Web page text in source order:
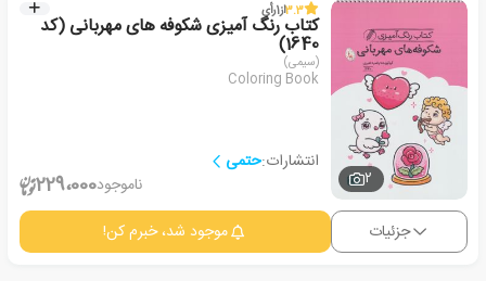
2
3.3از1رأی
کتاب رنگ آمیزی شکوفه های مهربانی (کد
1640)
(سیمی)
Coloring Book
انتشارات:حتمی
ناموجود229،000
جزئیات موجود شد، خبرم کن!